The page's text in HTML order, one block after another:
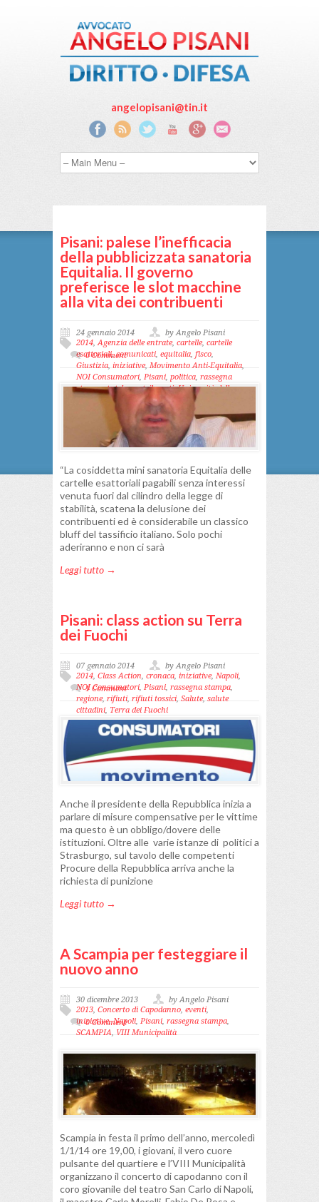
angelopisani@tin.it
Pisani: palese l’inefficacia
della pubblicizzata sanatoria
Equitalia. Il governo
preferisce le slot macchine
alla vita dei contribuenti
24 gennaio 2014
by Angelo Pisani
2014,Agenzia delle entrate, cartelle, cartelle
esattoriali,comunicati, equitalia, fisco,
Giustizia, iniziative,Movimento Anti-Equitalia,
NOI Consumatori, Pisani, politica, rassegna
stampa,tutela contribuenti,Università della
Politica e del Sapere
0 Comment
“La cosiddetta mini sanatoria Equitalia delle
cartelle esattoriali pagabili senza interessi
venuta fuori dal cilindro della legge di
stabilità, scatena la delusione dei
contribuenti ed è considerabile un classico
bluff del tassificio italiano. Solo pochi
aderiranno e non ci sarà
Leggi tutto →
Pisani: class action su Terra
dei Fuochi
07 gennaio 2014
by Angelo Pisani
2014, Class Action, cronaca, iniziative, Napoli,
NOI Consumatori, Pisani, rassegna stampa,
regione, rifiuti, rifiuti tossici, Salute, salute
cittadini, Terra dei Fuochi
1 Comment
Anche il presidente della Repubblica inizia a
parlare di misure compensative per le vittime
ma questo è un obbligo/dovere delle
istituzioni. Oltre alle varie istanze di politici a
Strasburgo, sul tavolo delle competenti
Procure della Repubblica arriva anche la
richiesta di punizione
Leggi tutto →
A Scampia per festeggiare il
nuovo anno
30 dicembre 2013
by Angelo Pisani
2013, Concerto di Capodanno, eventi,
iniziative,Napoli, Pisani, rassegna stampa,
SCAMPIA, VIII Municipalità
0 Comment
Scampia in festa il primo dell’anno, mercoledì
1/1/14 ore 19,00, i giovani, il vero cuore
pulsante del quartiere e l’VIII Municipalità
organizzano il concerto di capodanno con il
coro giovanile del teatro San Carlo di Napoli,